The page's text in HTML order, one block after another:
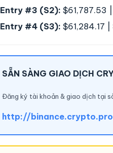
Entry #3 (S2): $61,787.53
Entry #4 (S3): $61,284.17
SẴN SÀNG GIAO DỊCH
Đăng ký tài khoản & giao dịch tại
http://